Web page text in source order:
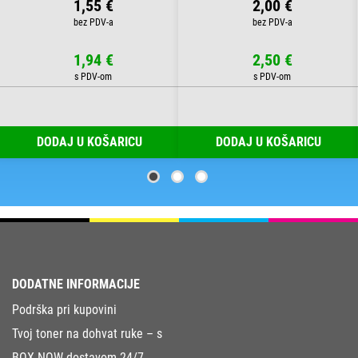
1,55 €
1,94 €
DODAJ U KOŠARICU
2,00 €
2,50 €
DODAJ U KOŠARICU
DODATNE INFORMACIJE
Podrška pri kupovini
Tvoj toner na dohvat ruke – s